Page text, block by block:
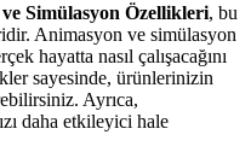
Simülasyon Özellikleri, bu
Animasyon ve simülasyon
hayatta nasıl çalışacağını
sayesinde, ürünlerinizin
Ayrıca,
daha etkileyici hale